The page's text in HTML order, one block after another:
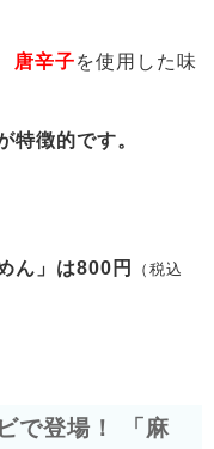
唐辛子を使用した味
特徴的です。
ん」は800円
（税込
で登場！ 「麻